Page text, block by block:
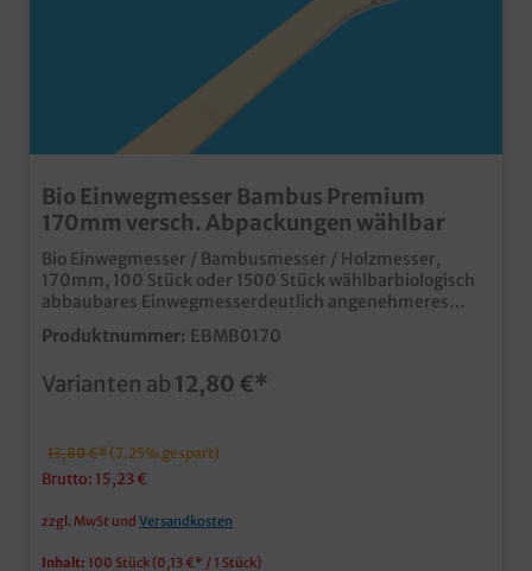
Bio Einwegmesser Bambus Premium
170mm versch. Abpackungen wählbar
Bio Einwegmesser / Bambusmesser / Holzmesser,
170mm, 100 Stück oder 1500 Stück wählbarbiologisch
abbaubares Einwegmesserdeutlich angenehmeres
Mundgefühl als herkömmliche Holzmesserextrastarke
Haptik
Produktnummer: EBMB0170
Varianten ab 12,80 €*
13,80 €* (7.25% gespart)
Brutto: 15,23 €
zzgl. MwSt und Versandkosten
Inhalt: 100 Stück (0,13 €* / 1 Stück)